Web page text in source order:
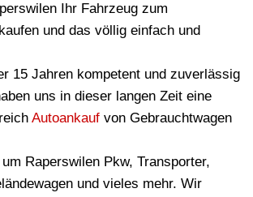
Ihr Fahrzeug zum
und das völlig einfach und
15 Jahren kompetent und zuverlässig
uns in dieser langen Zeit eine
Autoankauf von Gebrauchtwagen
Raperswilen Pkw, Transporter,
und vieles mehr. Wir